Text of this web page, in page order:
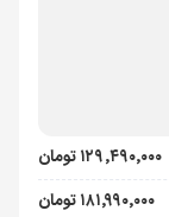
۱۲۹٬۴۹۰٬۰۰۰ تومان
۱۸۱٬۹۹۰٬۰۰۰ تومان